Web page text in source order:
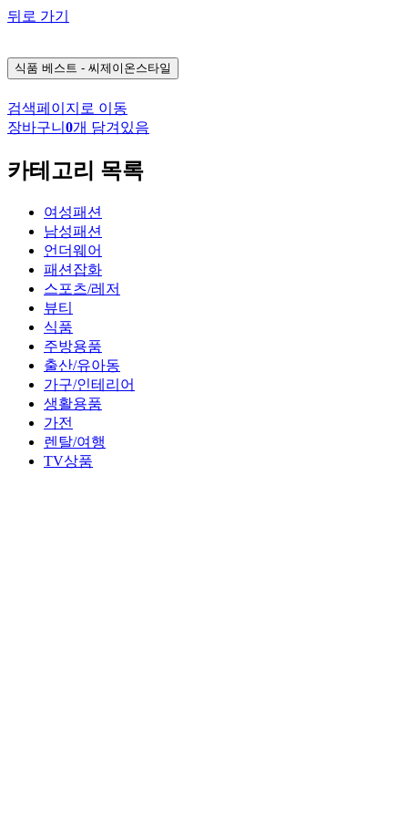
뒤로 가기
식품 베스트 - 씨제이온스타일
검색페이지로 이동
장바구니 0개 담겨있음
카테고리 목록
여성패션
남성패션
언더웨어
패션잡화
스포츠/레저
뷰티
식품
주방용품
출산/유아동
가구/인테리어
생활용품
가전
렌탈/여행
TV상품